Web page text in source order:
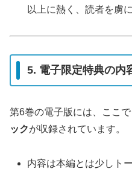
以上に熱く、読者を虜
5. 電子限定特典の内
第6巻の電子版には、ここ
ックが収録されています。
内容は本編とは少しト